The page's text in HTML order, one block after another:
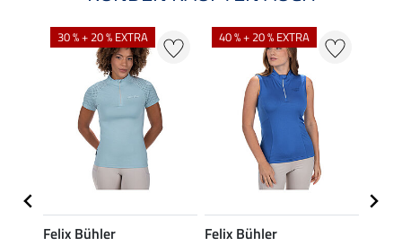
30 % + 20 % EXTRA
Felix Bühler
40 % + 20 % EXTRA
Felix Bühler